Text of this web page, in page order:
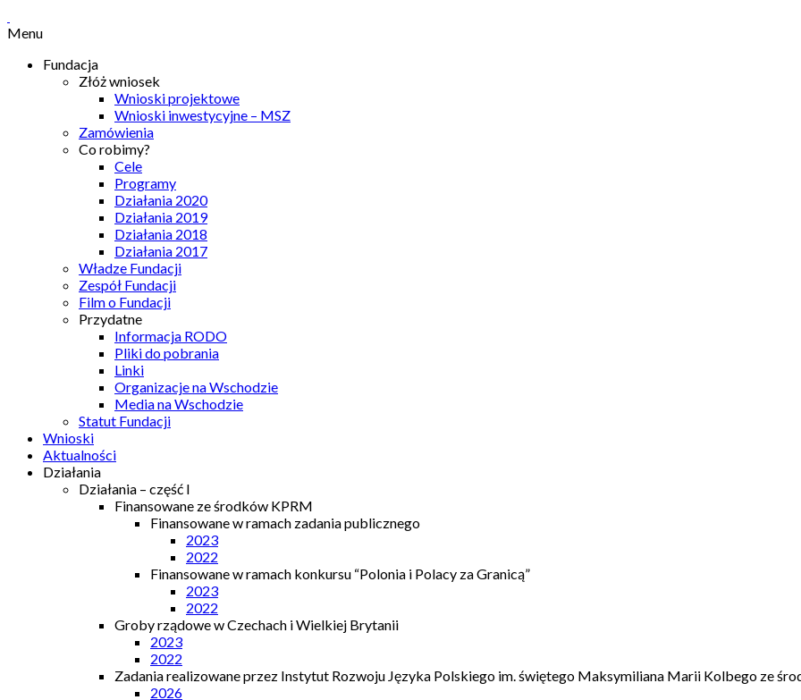
Menu
Fundacja
Złóż wniosek
Wnioski projektowe
Wnioski inwestycyjne – MSZ
Zamówienia
Co robimy?
Cele
Programy
Działania 2020
Działania 2019
Działania 2018
Działania 2017
Władze Fundacji
Zespół Fundacji
Film o Fundacji
Przydatne
Informacja RODO
Pliki do pobrania
Linki
Organizacje na Wschodzie
Media na Wschodzie
Statut Fundacji
Wnioski
Aktualności
Działania
Działania – część I
Finansowane ze środków KPRM
Finansowane w ramach zadania publicznego
2023
2022
Finansowane w ramach konkursu “Polonia i Polacy za Granicą”
2023
2022
Groby rządowe w Czechach i Wielkiej Brytanii
2023
2022
Zadania realizowane przez Instytut Rozwoju Języka Polskiego im. świętego Maksymiliana Marii Kolbego ze
2026